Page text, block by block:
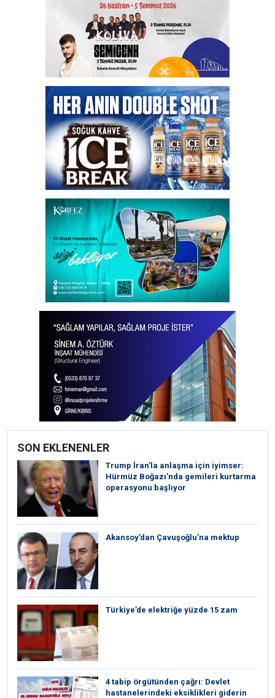
SON EKLENENLER
Trump İran’la anlaşma için iyimser:
Hürmüz Boğazı’nda gemileri kurtarma
operasyonu başlıyor
Akansoy’dan Çavuşoğlu’na mektup
Türkiye’de elektriğe yüzde 15 zam
4 tabip örgütünden çağrı: Devlet
hastanelerindeki eksiklikleri giderin